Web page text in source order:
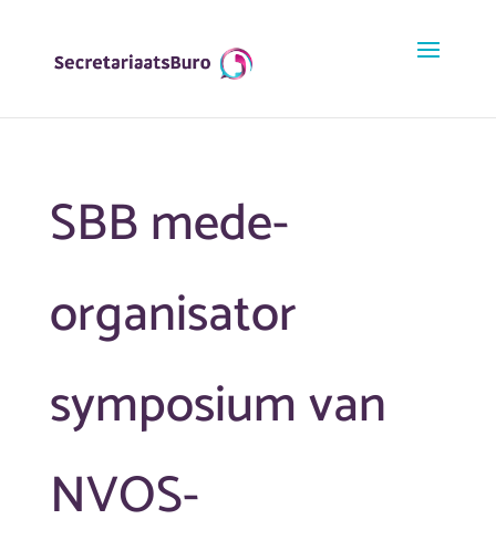
SBB mede-
organisator
symposium van
NVOS-